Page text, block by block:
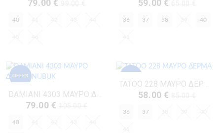
79.00 €
40
59.00 €
36 37 38 40
OFFER
DAMIANI 4303 ΜΑΥΡΟ ΔΕΡΜΑ-NUBUK
79.00 €
40
TATOO 228 ΜΑΥΡΟ ΔΕΡΜΑ
58.00 €
36 37